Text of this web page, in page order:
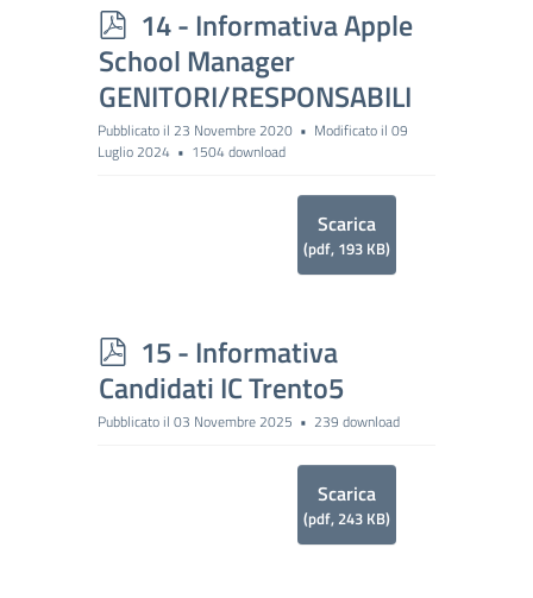
p
d
f
14 - Informativa Apple
School Manager
GENITORI/RESPONSABILI
Pubblicato il 23 Novembre 2020
Modificato il 09
Luglio 2024
1504 download
Scarica
(pdf, 193 KB)
p
d
f
15 - Informativa
Candidati IC Trento5
Pubblicato il 03 Novembre 2025 239 download
Scarica
(pdf, 243 KB)